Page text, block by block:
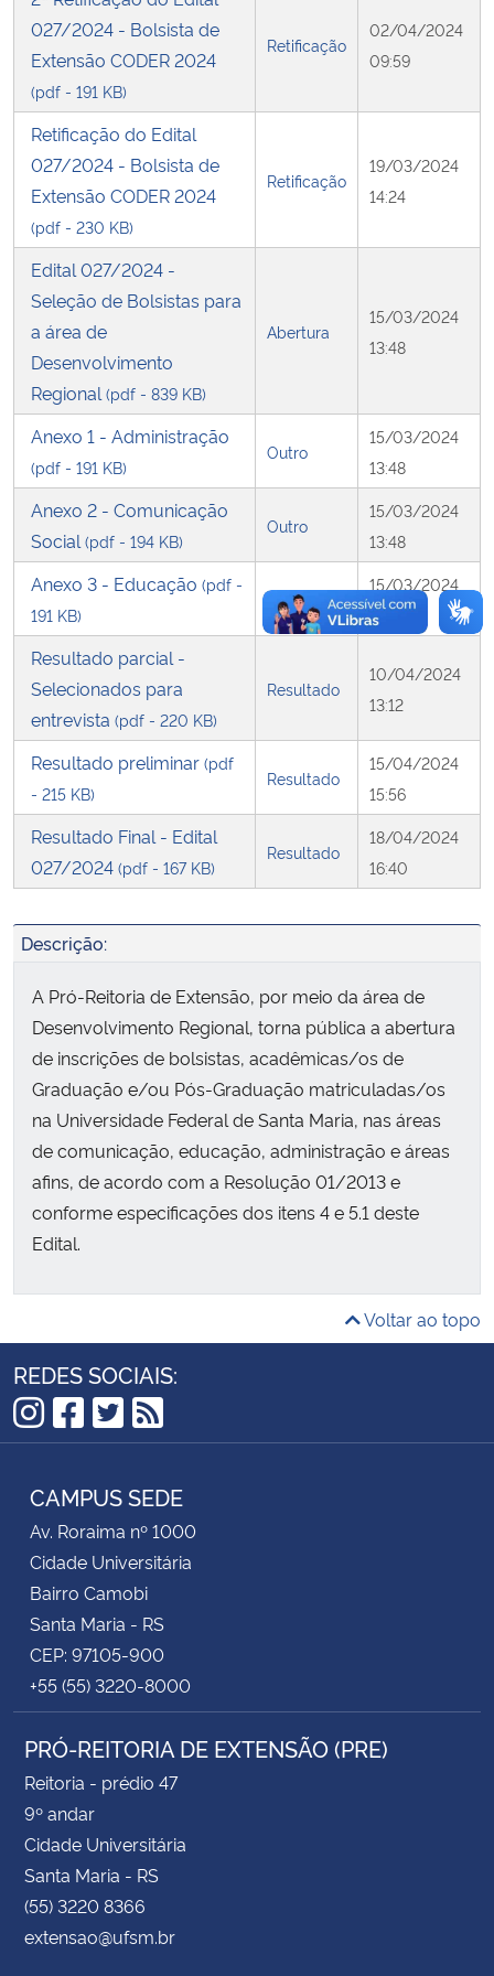
Secretaria-Geral
Secretaria de Governo
Gabinete de Segurança Institucional
Advocacia-Geral da União
Planalto
027/2024 - Bolsista de
Extensão CODER 2024
(pdf - 191 KB)
Retificação
02/04/2024
09:59
Retificação do Edital
027/2024 - Bolsista de
Extensão CODER 2024
(pdf - 230 KB)
Retificação
19/03/2024
14:24
Edital 027/2024 -
Seleção de Bolsistas para
a área de
Desenvolvimento
Regional(pdf - 839 KB)
Abertura
15/03/2024
13:48
Anexo 1 - Administração
(pdf - 191 KB)
Outro
15/03/2024
13:48
Anexo 2 - Comunicação
Social(pdf - 194 KB)
Outro
15/03/2024
13:48
Anexo 3 - Educação (pdf -
191 KB)
Outro
15/03/2024
13:48
Resultado parcial -
Selecionados para
entrevista (pdf - 220 KB)
Resultado
10/04/2024
13:12
Resultado preliminar (pdf
- 215 KB)
Resultado
15/04/2024
15:56
Resultado Final - Edital
027/2024 (pdf - 167 KB)
Resultado
18/04/2024
16:40
Descrição:
A Pró-Reitoria de Extensão, por meio da área de
Desenvolvimento Regional, torna pública a abertura
de inscrições de bolsistas, acadêmicas/os de
Graduação e/ou Pós-Graduação matriculadas/os
na Universidade Federal de Santa Maria, nas áreas
de comunicação, educação, administração e áreas
afins, de acordo com a Resolução 01/2013 e
conforme especificações dos itens 4 e 5.1 deste
Edital.
Voltar ao topo
REDES SOCIAIS:
Instagram
Facebook
Twitter
RSS
CAMPUS SEDE
Av. Roraima nº 1000
Cidade Universitária
Bairro Camobi
Santa Maria - RS
CEP: 97105-900
+55 (55) 3220-8000
PRÓ-REITORIA DE EXTENSÃO (PRE)
Reitoria - prédio 47
9º andar
Cidade Universitária
Santa Maria - RS
(55) 3220 8366
extensao@ufsm.br